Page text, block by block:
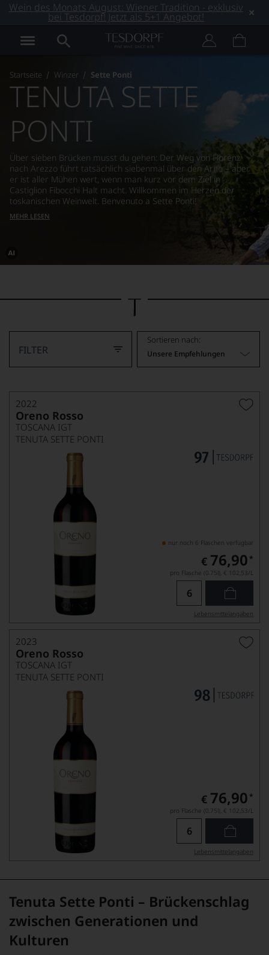
Wein des Monats August: Wiener Tradition - exklusiv
bei Tesdorpf! Jetzt als 5+1 Angebot!
Startseite Winzer Sette Ponti
Dieses
von
TENUTA SETTE
PONTI
Über sieben Brücken musst du gehen: Der Weg von Florenz
nach Arezzo führt tatsächlich siebenmal über den Arno – aber
er ist aller Mühen wert, wenn man kurz vor dem Ziel in
Castiglion Fibocchi Halt macht. Willkommen im Herzen der
toskanischen Weinwelt. Benvenuto a Sette Ponti!
MEHR LESEN
FILTER
Sortieren nach:
Unsere Empfehlungen
2022
Oreno Rosso
TOSCANA IGT
TENUTA SETTE PONTI
nur noch 6 Flaschen verfügbar
€ 76,90 *
pro Flasche (0.75l), € 102,53/L
Lebensmittel­angaben
2023
Oreno Rosso
TOSCANA IGT
TENUTA SETTE PONTI
€ 76,90 *
pro Flasche (0.75l), € 102,53/L
Lebensmittel­angaben
Tenuta Sette Ponti – Brückenschlag
zwischen Generationen und
Kulturen